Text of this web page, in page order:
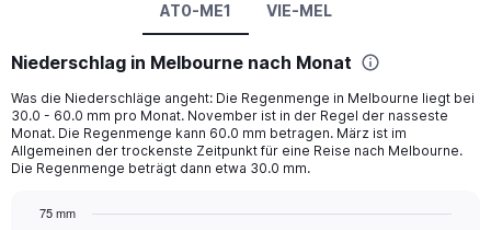
AT0-ME1 VIE-MEL
Niederschlag in Melbourne nach Monat
Was die Niederschläge angeht: Die Regenmenge in Melbourne liegt bei
30.0 - 60.0 mm pro Monat. November ist in der Regel der nasseste
Monat. Die Regenmenge kann 60.0 mm betragen. März ist im
Allgemeinen der trockenste Zeitpunkt für eine Reise nach Melbourne.
Die Regenmenge beträgt dann etwa 30.0 mm.
75 mm